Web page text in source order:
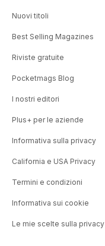
Nuovi titoli
Best Selling Magazines
Riviste gratuite
Pocketmags Blog
I nostri editori
Plus+ per le aziende
Informativa sulla privacy
California e USA Privacy
Termini e condizioni
Informativa sui cookie
Le mie scelte sulla privacy